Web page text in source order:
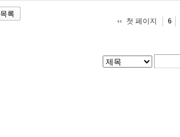
목록
첫 페이지
6